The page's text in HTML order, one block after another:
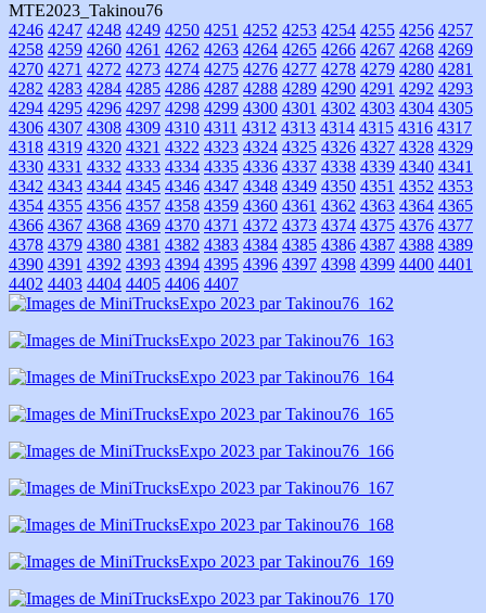
MTE2023_Takinou76
4246 4247 4248 4249 4250 4251 4252 4253 4254 4255 4256 4257
4258 4259 4260 4261 4262 4263 4264 4265 4266 4267 4268 4269
4270 4271 4272 4273 4274 4275 4276 4277 4278 4279 4280 4281
4282 4283 4284 4285 4286 4287 4288 4289 4290 4291 4292 4293
4294 4295 4296 4297 4298 4299 4300 4301 4302 4303 4304 4305
4306 4307 4308 4309 4310 4311 4312 4313 4314 4315 4316 4317
4318 4319 4320 4321 4322 4323 4324 4325 4326 4327 4328 4329
4330 4331 4332 4333 4334 4335 4336 4337 4338 4339 4340 4341
4342 4343 4344 4345 4346 4347 4348 4349 4350 4351 4352 4353
4354 4355 4356 4357 4358 4359 4360 4361 4362 4363 4364 4365
4366 4367 4368 4369 4370 4371 4372 4373 4374 4375 4376 4377
4378 4379 4380 4381 4382 4383 4384 4385 4386 4387 4388 4389
4390 4391 4392 4393 4394 4395 4396 4397 4398 4399 4400 4401
4402 4403 4404 4405 4406 4407